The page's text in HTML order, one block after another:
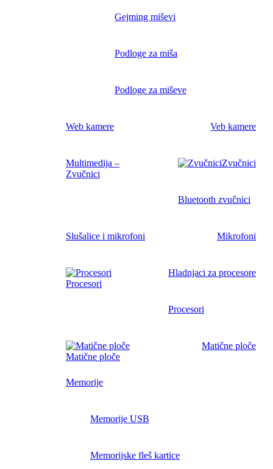
Gejming miševi
Podloge za miša
Podloge za miševe
Web kamere Veb kamere
Multimedija –
Zvučnici
Zvučnici
Bluetooth zvučnici
Slušalice i mikrofoni Mikrofoni
Procesori
Hladnjaci za procesore
Procesori
Matične ploče
Matične ploče
Memorije
Memorije USB
Memorijske fleš kartice